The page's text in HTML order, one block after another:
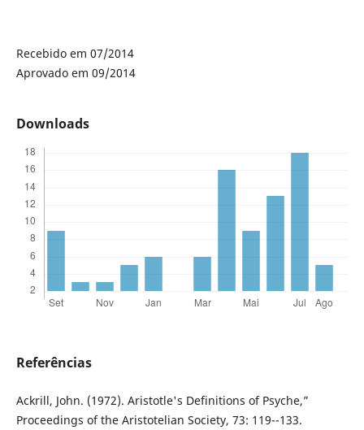
Recebido em 07/2014
Aprovado em 09/2014
Downloads
Referências
Ackrill, John. (1972). Aristotle's Definitions of Psyche,”
Proceedings of the Aristotelian Society, 73: 119--133.